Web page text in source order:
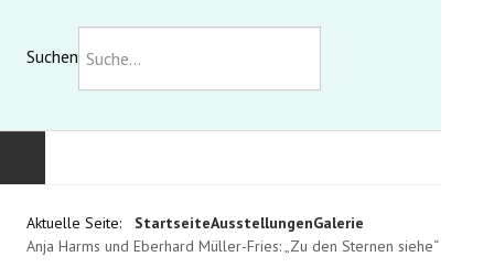
Suchen
Aktuelle Seite: StartseiteAusstellungenGalerie
Anja Harms und Eberhard Müller-Fries: „Zu den Sternen siehe“